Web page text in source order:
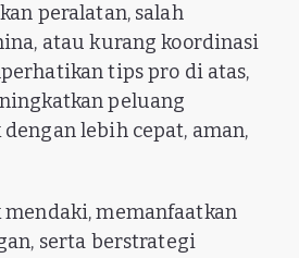
peralatan, salah
atau kurang koordinasi
tips pro di atas,
peluang
lebih cepat, aman,
memanfaatkan
serta berstrategi